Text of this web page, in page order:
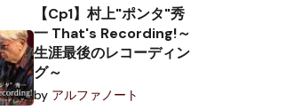
【Cp1】村上"ポンタ"秀
一 That's Recording!～
生涯最後のレコーディン
グ～
by アルファノート